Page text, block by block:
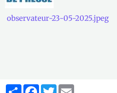
observateur-23-05-2025.jpeg
PartagerFacebook
Twitter